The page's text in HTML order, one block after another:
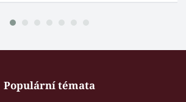
Populární témata